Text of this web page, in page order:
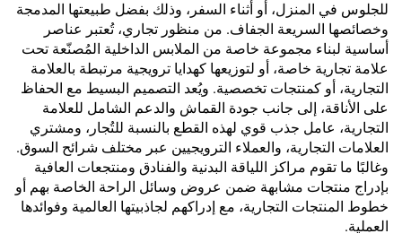
للجلوس في المنزل، أو أثناء السفر، وذلك بفضل طبيعتها المدمجة
وخصائصها السريعة الجفاف. من منظور تجاري، تُعتبر عناصر
أساسية لبناء مجموعة خاصة من الملابس الداخلية المُصنّعة تحت
علامة تجارية خاصة، أو لتوزيعها كهدايا ترويجية مرتبطة بالعلامة
التجارية، أو كمنتجات تخصصية. ويُعد التصميم البسيط مع الحفاظ
على الأناقة، إلى جانب جودة القماش والدعم الشامل للعلامة
التجارية، عامل جذب قوي لهذه القطع بالنسبة للتُجار، ومشتري
العلامات التجارية، والعملاء الترويجيين عبر مختلف شرائح السوق.
وغالبًا ما تقوم مراكز اللياقة البدنية والفنادق ومنتجعات العافية
بإدراج منتجات مشابهة ضمن عروض وسائل الراحة الخاصة بهم أو
خطوط المنتجات التجارية، مع إدراكهم لجاذبيتها العالمية وفوائدها
العملية.